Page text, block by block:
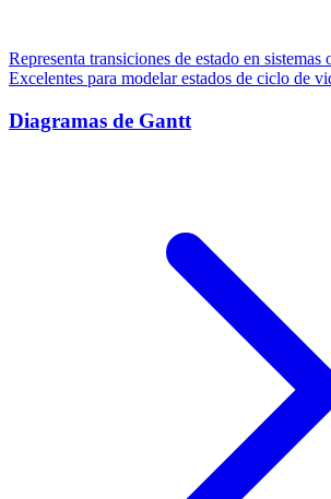
Representa transiciones de estado en sistemas
Excelentes para modelar estados de ciclo de
Diagramas de Gantt